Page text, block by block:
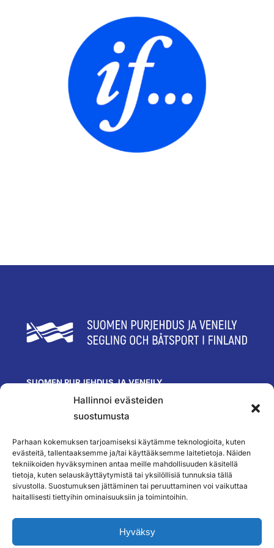
Hallinnoi evästeiden
suostumusta
Parhaan kokemuksen tarjoamiseksi käytämme teknologioita, kuten
evästeitä, tallentaaksemme ja/tai käyttääksemme laitetietoja. Näiden
tekniikoiden hyväksyminen antaa meille mahdollisuuden käsitellä
tietoja, kuten selauskäyttäytymistä tai yksilöllisiä tunnuksia tällä
sivustolla. Suostumuksen jättäminen tai peruuttaminen voi vaikuttaa
haitallisesti tiettyihin ominaisuuksiin ja toimintoihin.
Hyväksy
SUOMEN PURJEHDUS JA VENEILY
Olympiastadion
Paavo Nurmen tie 1
toimisto@spv.fi
Yhteystiedot
SEURAA MEITÄ
TILAA UUTISKIRJEEMME